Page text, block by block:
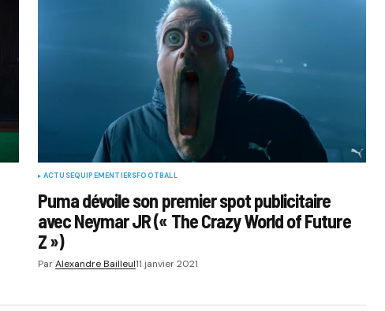
ACTUSEQUIPEMENTIERSFOOTBALL
Puma dévoile son premier spot publicitaire
avec Neymar JR (« The Crazy World of Future
Z »)
ParAlexandre Bailleul11 janvier 2021